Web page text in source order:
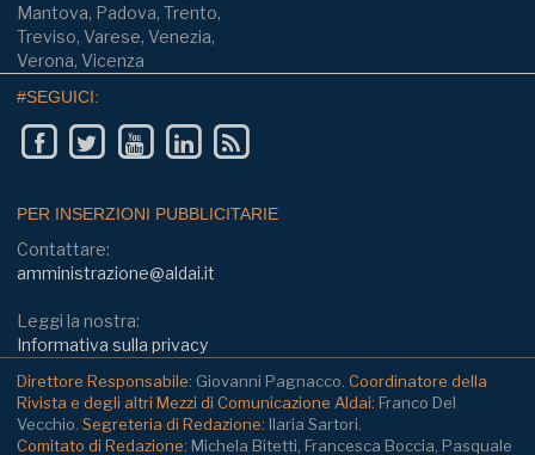
Mantova, Padova, Trento,
Treviso, Varese, Venezia,
Verona, Vicenza
#SEGUICI:
PER INSERZIONI PUBBLICITARIE
Contattare:
amministrazione@aldai.it
Leggi la nostra:
Informativa sulla privacy
Direttore Responsabile: Giovanni Pagnacco. Coordinatore della
Rivista e degli altri Mezzi di Comunicazione Aldai: Franco Del
Vecchio. Segreteria di Redazione: Ilaria Sartori.
Comitato di Redazione: Michela Bitetti, Francesca Boccia, Pasquale